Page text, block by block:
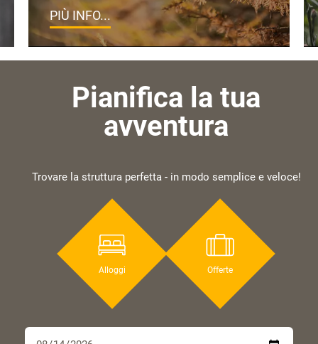
PIÙ INFO...
Pianifica la tua
avventura
Trovare la struttura perfetta - in modo semplice e veloce!
Alloggi Offerte